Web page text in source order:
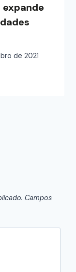
de 2021
Campos